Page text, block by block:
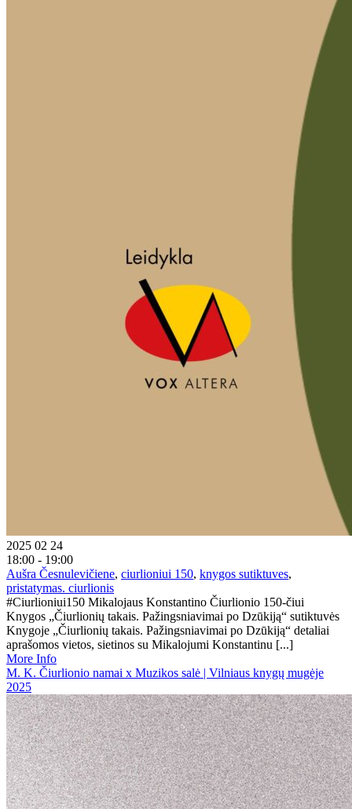
2025 02 24
18:00 - 19:00
Aušra Česnulevičiene, ciurlioniui 150, knygos sutiktuves,
pristatymas. ciurlionis
#Ciurlioniui150 Mikalojaus Konstantino Čiurlionio 150-čiui
Knygos „Čiurlionių takais. Pažingsniavimai po Dzūkiją“ sutiktuvės
Knygoje „Čiurlionių takais. Pažingsniavimai po Dzūkiją“ detaliai
aprašomos vietos, sietinos su Mikalojumi Konstantinu [...]
More Info
M. K. Čiurlionio namai x Muzikos salė | Vilniaus knygų mugėje
2025